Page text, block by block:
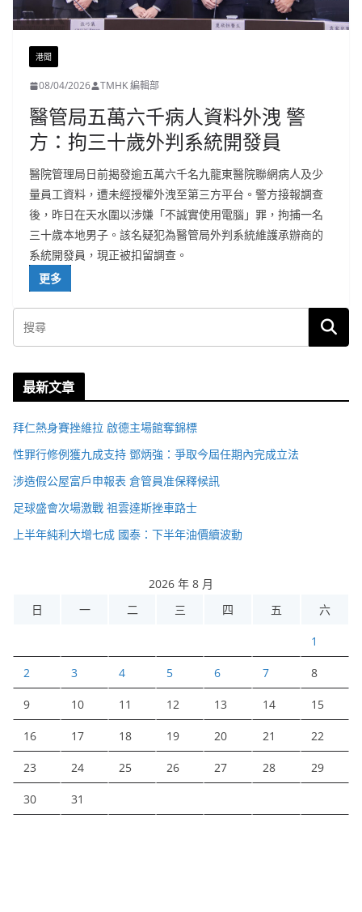
港聞
08/04/2026 TMHK 編輯部
醫管局五萬六千病人資料外洩 警
方：拘三十歲外判系統開發員
醫院管理局日前揭發逾五萬六千名九龍東醫院聯網病人及少
量員工資料，遭未經授權外洩至第三方平台。警方接報調查
後，昨日在天水圍以涉嫌「不誠實使用電腦」罪，拘捕一名
三十歲本地男子。該名疑犯為醫管局外判系統維護承辦商的
系統開發員，現正被扣留調查。
更多
最新文章
拜仁熱身賽挫維拉 啟德主場館奪錦標
性罪行修例獲九成支持 鄧炳強：爭取今屆任期內完成立法
涉造假公屋富戶申報表 倉管員准保釋候訊
足球盛會次場激戰 祖雲達斯挫車路士
上半年純利大增七成 國泰：下半年油價續波動
2026 年 8 月
日
一 二 三 四 五 六
1
2 3 4 5 6 7 8
9 10 11 12 13 14 15
16 17 18 19 20 21 22
23 24 25 26 27 28 29
30 31